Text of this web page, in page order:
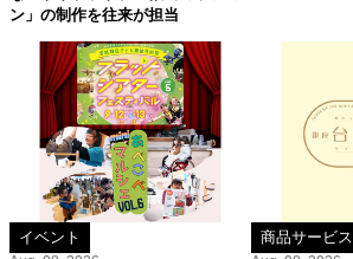
ン」の制作を往来が担当
イベント 商品サービス